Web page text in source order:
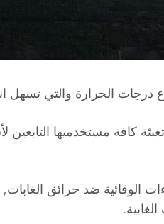
الحرارة والتي تسهل
كافة مستخدميها
ضد حرائق الغابات,